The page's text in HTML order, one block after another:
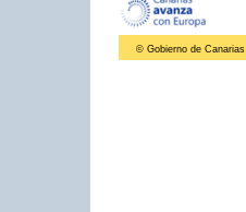
© Gobierno de Canarias